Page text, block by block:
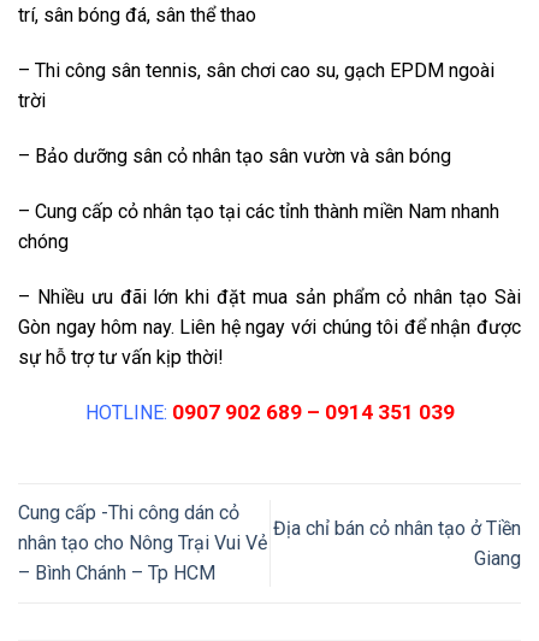
trí, sân bóng đá, sân thể thao
– Thi công sân tennis, sân chơi cao su, gạch EPDM ngoài
trời
– Bảo dưỡng sân cỏ nhân tạo sân vườn và sân bóng
– Cung cấp cỏ nhân tạo tại các tỉnh thành miền Nam nhanh
chóng
– Nhiều ưu đãi lớn khi đặt mua sản phẩm cỏ nhân tạo Sài
Gòn ngay hôm nay. Liên hệ ngay với chúng tôi để nhận được
sự hỗ trợ tư vấn kịp thời!
HOTLINE: 0907 902 689 – 0914 351 039
Cung cấp -Thi công dán cỏ
nhân tạo cho Nông Trại Vui Vẻ
– Bình Chánh – Tp HCM
Địa chỉ bán cỏ nhân tạo ở Tiền
Giang